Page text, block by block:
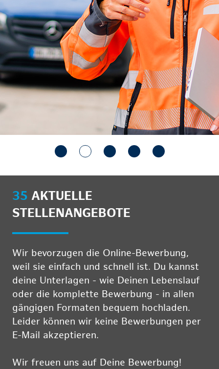
35 AKTUELLE
STELLENANGEBOTE
Wir bevorzugen die Online-Bewerbung,
weil sie einfach und schnell ist. Du kannst
deine Unterlagen - wie Deinen Lebenslauf
oder die komplette Bewerbung - in allen
gängigen Formaten bequem hochladen.
Leider können wir keine Bewerbungen per
E-Mail akzeptieren.
Wir freuen uns auf Deine Bewerbung!